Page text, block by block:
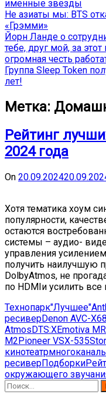
именные звёзды
Не азиаты мы: BTS
«Грэмми»
Йорн Ланде о
тебе, друг мой, за
огромная честь
Группа Sleep Token
лет!
Метка:
Рейтинг
2024 года
On 20.09.2024
Хотя тематика хоум
популярности,
остаются
системы – аудио-
управления
получить наилучшую
DolbyAtmos, не
по HDMIи усилить
Технопарк"Лучшее"
ресиверDenon AVC-
AtmosDTS:XEmotiva
M2Pioneer VSX-535
кинотеатр
ресиверПодборки
окружающего
Найти: